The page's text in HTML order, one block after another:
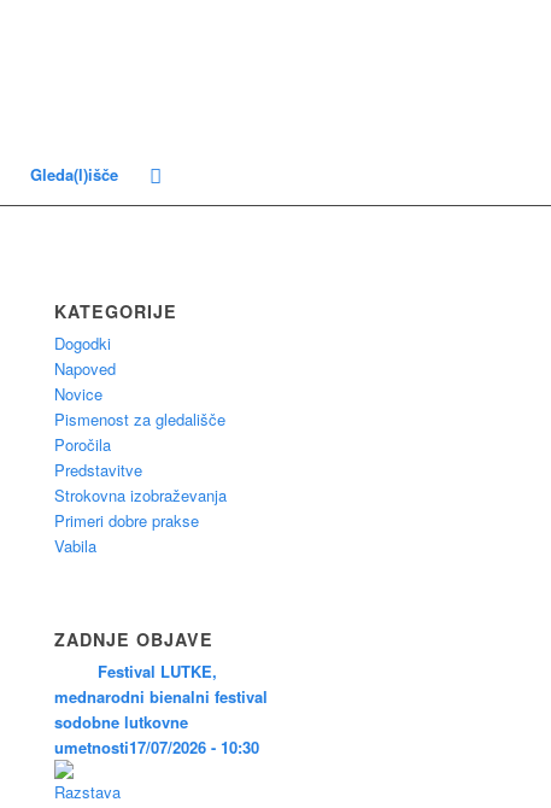
Gleda(l)išče
KATEGORIJE
Dogodki
Napoved
Novice
Pismenost za gledališče
Poročila
Predstavitve
Strokovna izobraževanja
Primeri dobre prakse
Vabila
ZADNJE OBJAVE
Festival LUTKE,
mednarodni bienalni festival
sodobne lutkovne
umetnosti17/07/2026 - 10:30